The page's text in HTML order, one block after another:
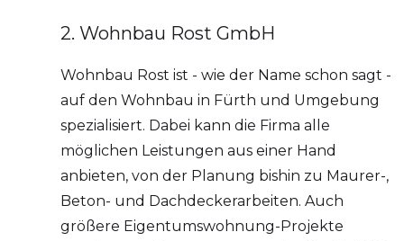
2. Wohnbau Rost GmbH
Wohnbau Rost ist - wie der Name schon sagt -
auf den Wohnbau in Fürth und Umgebung
spezialisiert. Dabei kann die Firma alle
möglichen Leistungen aus einer Hand
anbieten, von der Planung bishin zu Maurer-,
Beton- und Dachdeckerarbeiten. Auch
größere Eigentumswohnung-Projekte